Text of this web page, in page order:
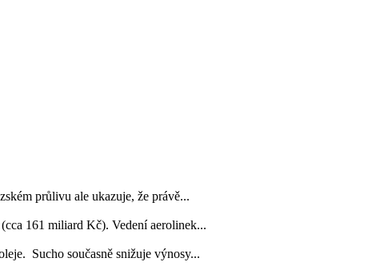
průlivu ale ukazuje, že právě...
161 miliard Kč). Vedení aerolinek...
Sucho současně snižuje výnosy...